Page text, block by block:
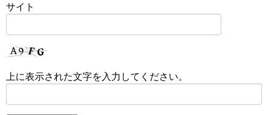
サイト
上に表示された文字を入力してください。